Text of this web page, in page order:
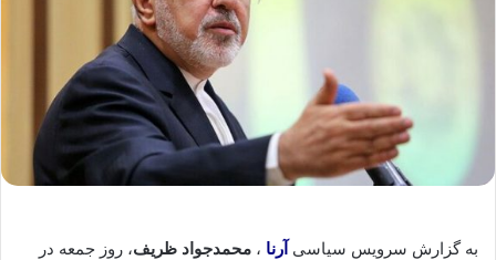
به گزارش سرویس سیاسی آرنا ، محمدجواد ظریف، روز جمعه در